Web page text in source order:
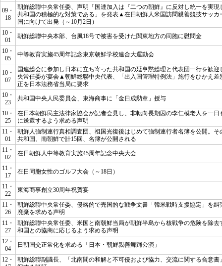
09・
18
朝鮮総聯中央常任委、声明「国連加入は『二つの朝鮮』に反対し統一を実現
共和国の積極的な対策である」を発表▲在日朝鮮人米国訪問親善競技サッカ
国に向けて出発（～10月2日）
10・
01
朝鮮総聯中央本部、台風18号で被害を受けた関東地方の同胞に慰問金
10・
05
中等教育実施45周年記念東京朝鮮学校連合大運動会
10・
07
国連総会に参加し日本に立ち寄った共和国の延亨黙総理と代表団一行を歓迎
央常任委が宴会▲朝鮮総聯中央代表、「出入国管理特例法」施行をひかえ差
正を日本法務省当局に要求
10・
23
共和国中央人民委員会、東海商事に「金日成勲章」授与
10・
25
在日本朝鮮民主法律家協会が記者会見し、非転向長期囚の李仁模老人を一日
に送還するよう求める声明
11・
01
朝鮮人強制連行真相調査団、祖国光復後はじめて強制連行者名簿を公開。そ
共和国、南朝鮮で計15回、名簿が公開される
11・
02
在日朝鮮人中等教育実施45周年記念中央大会
11・
17
在日同胞女性のゴルフ大会（～18日）
11・
22
東海商事創立30周年祝賀宴
11・
26
朝鮮総聯中央常任委、侵略的で売国的な戦争文書「韓米戦時支援協定」を糾
廃棄を求める声明
11・
27
朝鮮総聯中央常任委、米国と南朝鮮当局が朝鮮半島から核戦争の危険を除去
和国との協商に応じるよう求める声明
12・
04
日朝国交正常化を求める「日本・朝鮮親善舞踊公演」
12・
朝鮮総聯副議長、「北南間の和解と不可侵および協力、交流に関する合意書